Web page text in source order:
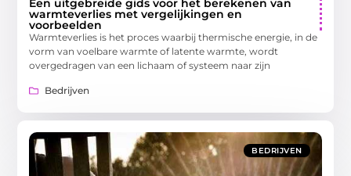
Een uitgebreide gids voor het berekenen van
warmteverlies met vergelijkingen en
voorbeelden
Warmteverlies is het proces waarbij thermische energie, in de
vorm van voelbare warmte of latente warmte, wordt
overgedragen van een lichaam of systeem naar zijn
Bedrijven
BEDRIJVEN